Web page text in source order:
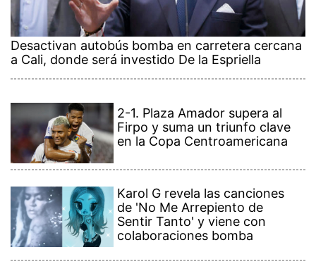
Desactivan autobús bomba en carretera cercana
a Cali, donde será investido De la Espriella
2-1. Plaza Amador supera al
Firpo y suma un triunfo clave
en la Copa Centroamericana
Karol G revela las canciones
de 'No Me Arrepiento de
Sentir Tanto' y viene con
colaboraciones bomba